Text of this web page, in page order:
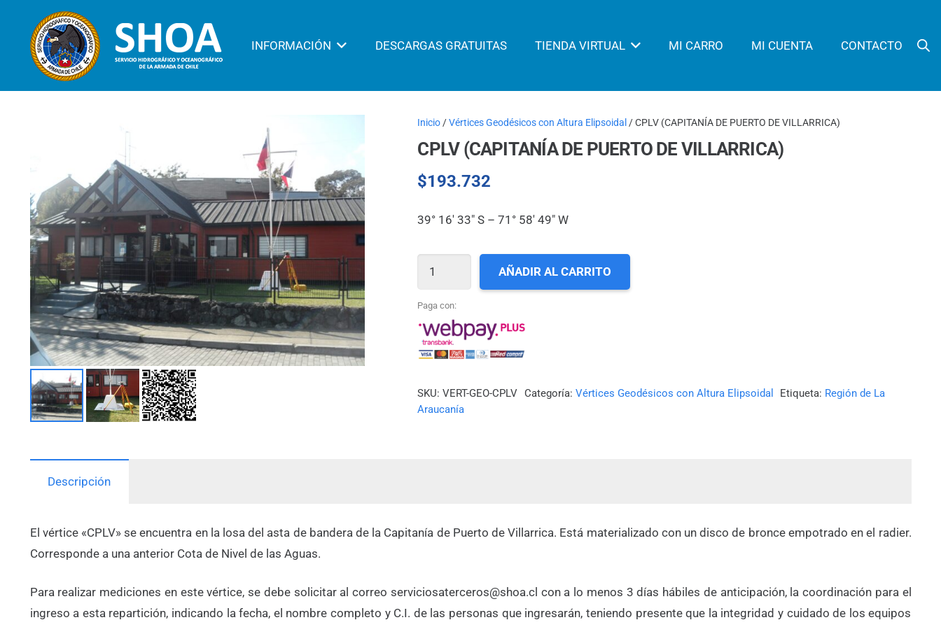
INFORMACIÓN DESCARGAS GRATUITAS TIENDA VIRTUAL MI CARRO MI CUENTA CONTACTO
Inicio /Vértices Geodésicos con Altura Elipsoidal / CPLV (CAPITANÍA DE PUERTO DE VILLARRICA)
CPLV (CAPITANÍA DE PUERTO DE VILLARRICA)
$193.732
39° 16′ 33″ S – 71° 58′ 49″ W
(CAPITANÍA
DE
PUERTO
DE
cantidad
AÑADIR AL CARRITO
Paga con:
SKU:VERT-GEO-CPLV Categoría: Vértices Geodésicos con Altura Elipsoidal Etiqueta: Región de La
Araucanía
Descripción
El vértice «CPLV» se encuentra en la losa del asta de bandera de la Capitanía de Puerto de Villarrica. Está materializado con un disco de bronce empotrado en el radier.
Corresponde a una anterior Cota de Nivel de las Aguas.
Para realizar mediciones en este vértice, se debe solicitar al correo serviciosaterceros@shoa.cl con a lo menos 3 días hábiles de anticipación, la coordinación para el
ingreso a esta repartición, indicando la fecha, el nombre completo y C.I. de las personas que ingresarán, teniendo presente que la integridad y cuidado de los equipos